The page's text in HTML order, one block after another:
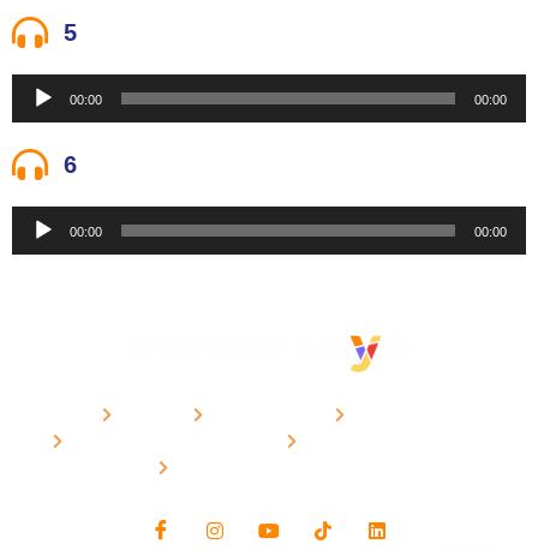
audio
5
Reproductor
de
audio
00:00 00:00
6
Reproductor
de
00:00 00:00